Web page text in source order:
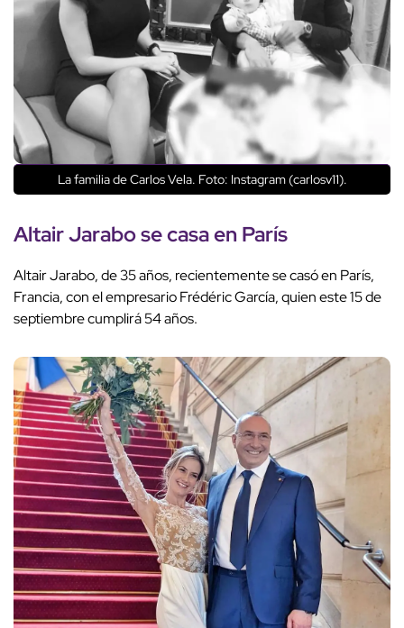
La familia de Carlos Vela. Foto: Instagram (carlosv11).
Altair Jarabo se casa en París
Altair Jarabo, de 35 años, recientemente se casó en París,
Francia, con el empresario Frédéric García, quien este 15 de
septiembre cumplirá 54 años.